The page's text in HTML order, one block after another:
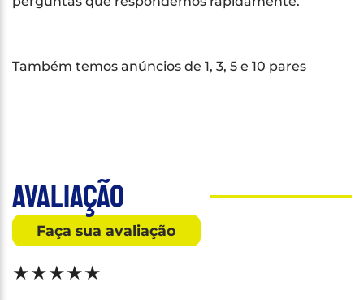
Também temos anúncios de 1, 3, 5 e 10 pares
Avaliação
Faça sua avaliação
★★★★★